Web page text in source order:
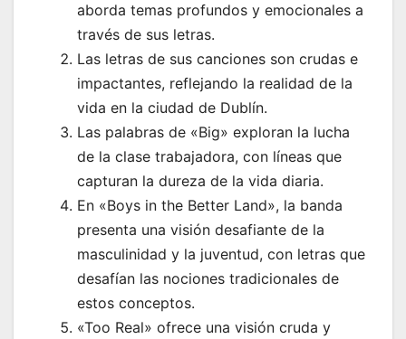
aborda temas profundos y emocionales a
través de sus letras.
Las letras de sus canciones son crudas e
impactantes, reflejando la realidad de la
vida en la ciudad de Dublín.
Las palabras de «Big» exploran la lucha
de la clase trabajadora, con líneas que
capturan la dureza de la vida diaria.
En «Boys in the Better Land», la banda
presenta una visión desafiante de la
masculinidad y la juventud, con letras que
desafían las nociones tradicionales de
estos conceptos.
«Too Real» ofrece una visión cruda y